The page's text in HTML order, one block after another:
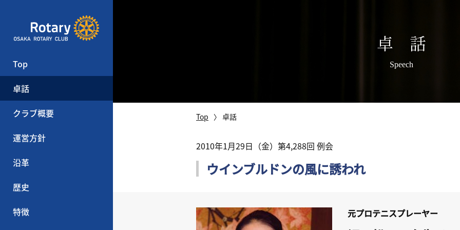
Top
卓話
クラブ概要
運営方針
沿革
歴史
特徴
卓 話
Speech
Top 卓話
2010年1月29日（金）第4,288回 例会
ウインブルドンの風に誘われ
元プロテニスプレーヤー